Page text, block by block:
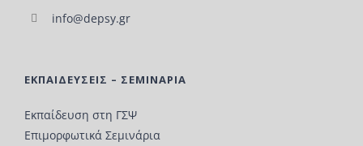
info@depsy.gr
ΕΚΠΑΙΔΕΥΣΕΙΣ – ΣΕΜΙΝΑΡΙΑ
Εκπαίδευση στη ΓΣΨ
Επιμορφωτικά Σεμινάρια